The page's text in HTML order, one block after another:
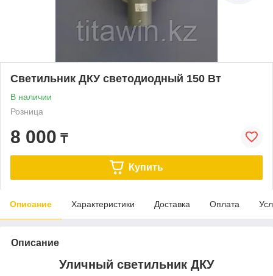
Светильник ДКУ светодиодный 150 Вт
В наличии
Розница
8 000 ₸
Купить
Описание Характеристики Доставка Оплата
Описание
Уличный светильник ДКУ